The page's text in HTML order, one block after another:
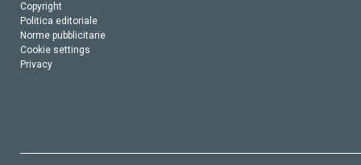
Copyright
Politica editoriale
Norme pubblicitarie
Cookie settings
Privacy